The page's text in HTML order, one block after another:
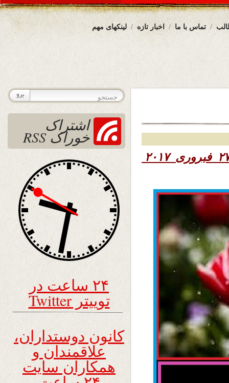
لینکهای مهم اخبار تازه تماس با ما
اشتراک
خوراک RSS
۲۴ ساعت در
توییتر Twitter
کانون دوستداران،
علاقمندان و
همکاران سایت